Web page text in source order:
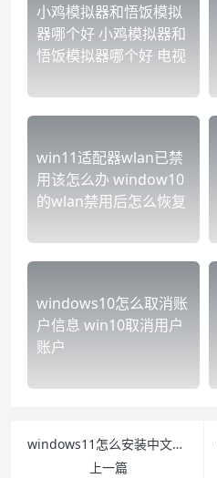
小鸡模拟器和悟饭模拟
器哪个好 小鸡模拟器和
悟饭模拟器哪个好 电视
win11适配器wlan已禁
用该怎么办 window10
的wlan禁用后怎么恢复
windows10怎么取消账
户信息 win10取消用户
账户
windows11怎么安装中文包 Windows11怎么安装中文
上一篇